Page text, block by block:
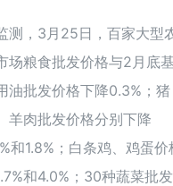
测，3月25日，百家大型
场粮食批发价格与2月底
油批发价格下降0.3%；猪
羊肉批发价格分别下降
和1.8%；白条鸡、鸡蛋价
和4.0%；30种蔬菜批